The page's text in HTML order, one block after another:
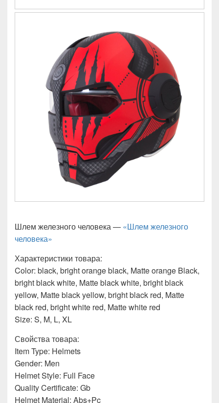
Шлем железного человека — «Шлем железного
человека»
Характеристики товара:
Color: black, bright orange black, Matte orange Black,
bright black white, Matte black white, bright black
yellow, Matte black yellow, bright black red, Matte
black red, bright white red, Matte white red
Size: S, M, L, XL
Свойства товара:
Item Type: Helmets
Gender: Men
Helmet Style: Full Face
Quality Certificate: Gb
Helmet Material: Abs+Pc